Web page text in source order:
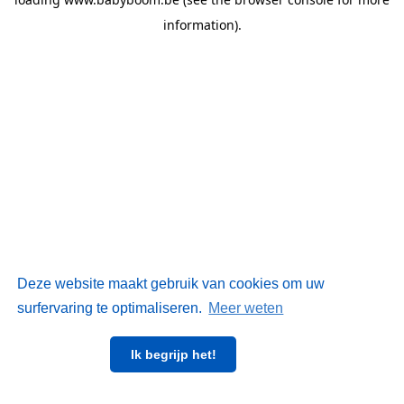
Deze website maakt gebruik van cookies om uw
surfervaring te optimaliseren. Meer weten
Ik begrijp het!
information).